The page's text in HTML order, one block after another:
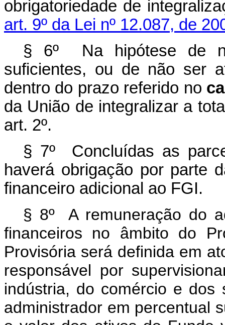
obrigatoriedade de
art. 9º da Lei nº 12.087, de
§ 6º Na hipótese de
suficientes, ou de não ser
dentro do prazo referido no
da União de integralizar a
art. 2º.
§ 7º Concluídas as
haverá obrigação por parte
financeiro adicional ao FGI.
§ 8º A remuneração do
financeiros no âmbito do
Provisória será definida em
responsável por
indústria, do comércio e dos
administrador em percentual